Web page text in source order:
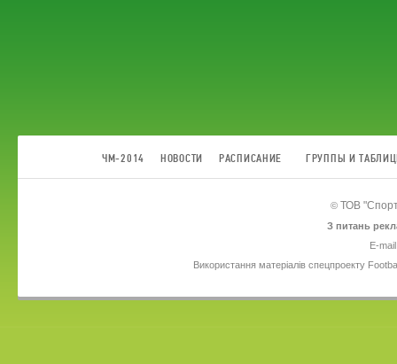
ЧМ-2014 НОВОСТИ РАСПИСАНИЕ ГРУППЫ И
© ТОВ
З питань
E-
Використання матеріалів спецпроекту